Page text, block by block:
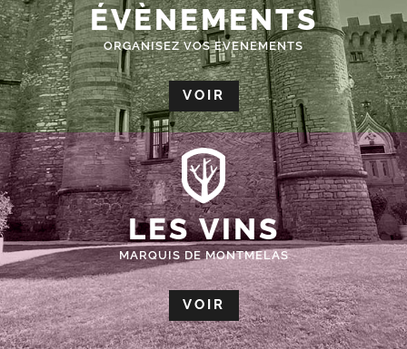
ÉVÈNEMENTS
ORGANISEZ VOS EVENEMENTS
VOIR
LES VINS
MARQUIS DE MONTMELAS
VOIR